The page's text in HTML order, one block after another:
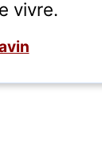
vivre.